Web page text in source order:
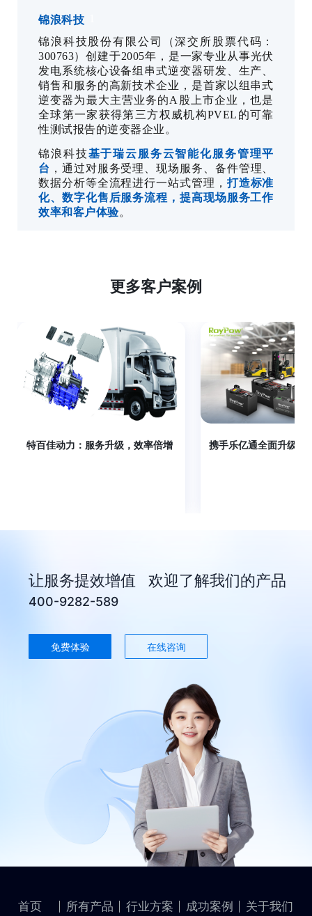
锦浪科技
锦浪科技股份有限公司（深交所股票代码：
300763）创建于2005年，是一家专业从事光伏
发电系统核心设备组串式逆变器研发、生产、
销售和服务的高新技术企业，是首家以组串式
逆变器为最大主营业务的A股上市企业，也是
全球第一家获得第三方权威机构PVEL的可靠
性测试报告的逆变器企业。
锦浪科技基于瑞云服务云智能化服务管理平
台 ，通过对服务受理、现场服务、备件管理、
数据分析等全流程进行一站式管理，打造标准
化、数字化售后服务流程，提高现场服务工作
效率和客户体验。
更多客户案例
特百佳动力：服务升级，效率倍增 携手乐亿通全面升级全
让服务提效增值 欢迎了解我们的产品
400-9282-589
免费体验 在线咨询
首页 所有产品 行业方案 成功案例 关于我们